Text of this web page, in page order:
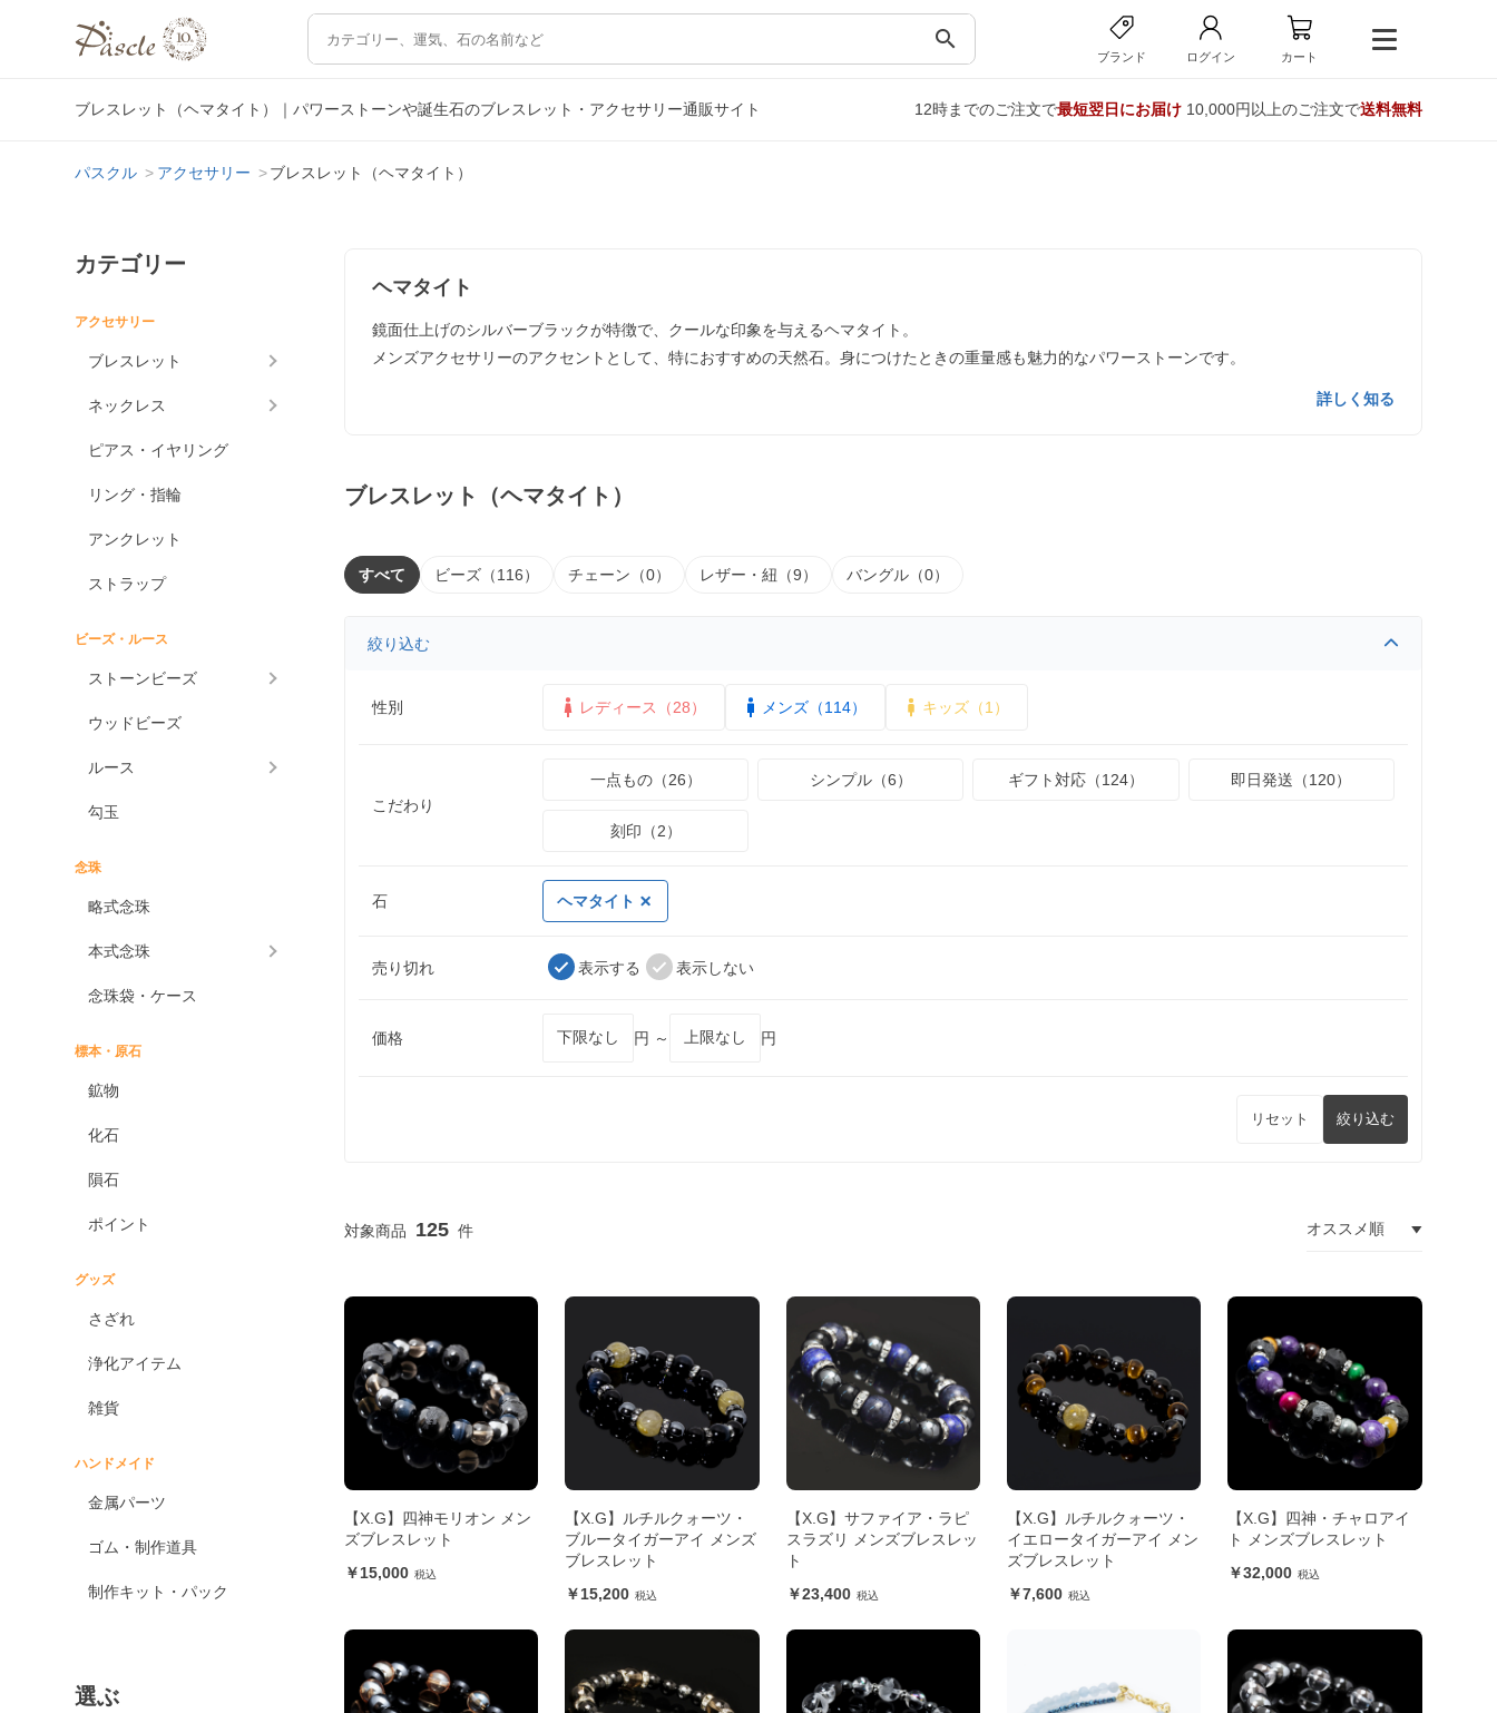
search
ブランド ログイン カート
ブレスレット（ヘマタイト）｜パワーストーンや誕生石のブレスレット・アクセサリー通販サイト 12時までのご注文で最短翌日にお届け10,000円以上のご注文で送料無料
パスクル アクセサリー ブレスレット（ヘマタイト）
カテゴリー
アクセサリー
ブレスレット
ネックレス
ピアス・イヤリング
リング・指輪
アンクレット
ストラップ
ビーズ・ルース
ストーンビーズ
ウッドビーズ
ルース
勾玉
念珠
略式念珠
本式念珠
念珠袋・ケース
標本・原石
鉱物
化石
隕石
ポイント
グッズ
さざれ
浄化アイテム
雑貨
ハンドメイド
金属パーツ
ゴム・制作道具
制作キット・パック
選ぶ
ヘマタイト
鏡面仕上げのシルバーブラックが特徴で、クールな印象を与えるヘマタイト。
メンズアクセサリーのアクセントとして、特におすすめの天然石。身につけたときの重量感も魅力的なパワーストーンです。
詳しく知る
ブレスレット（ヘマタイト）
すべて ビーズ（116） チェーン（0） レザー・紐（9） バングル（0）
絞り込む
性別 レディース（28） メンズ（114） キッズ（1）
こだわり
一点もの（26） シンプル（6） ギフト対応（124） 即日発送（120）
刻印（2）
石 ヘマタイト
売り切れ 表示する 表示しない
価格 円 ～ 円
リセット 絞り込む
125
【X.G】四神モリオン メン
ズブレスレット
15,000
【X.G】ルチルクォーツ・
ブルータイガーアイ メンズ
ブレスレット
15,200
【X.G】サファイア・ラピ
スラズリ メンズブレスレッ
ト
23,400
【X.G】ルチルクォーツ・
イエロータイガーアイ メン
ズブレスレット
7,600
【X.G】四神・チャロアイ
ト メンズブレスレット
32,000